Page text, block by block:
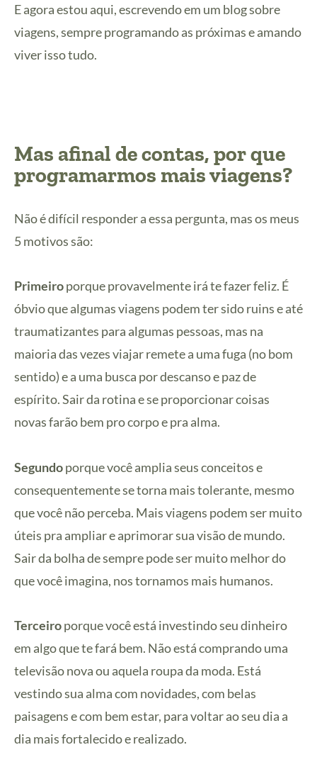
E agora estou aqui, escrevendo em um blog sobre
viagens, sempre programando as próximas e amando
viver isso tudo.
Mas afinal de contas, por que
programarmos mais viagens?
Não é difícil responder a essa pergunta, mas os meus
5 motivos são:
Primeiroporque provavelmente irá te fazer feliz. É
óbvio que algumas viagens podem ter sido ruins e até
traumatizantes para algumas pessoas, mas na
maioria das vezes viajar remete a uma fuga (no bom
sentido) e a uma busca por descanso e paz de
espírito. Sair da rotina e se proporcionar coisas
novas farão bem pro corpo e pra alma.
Segundoporque você amplia seus conceitos e
consequentemente se torna mais tolerante, mesmo
que você não perceba. Mais viagens podem ser muito
úteis pra ampliar e aprimorar sua visão de mundo.
Sair da bolha de sempre pode ser muito melhor do
que você imagina, nos tornamos mais humanos.
Terceiroporque você está investindo seu dinheiro
em algo que te fará bem. Não está comprando uma
televisão nova ou aquela roupa da moda. Está
vestindo sua alma com novidades, com belas
paisagens e com bem estar, para voltar ao seu dia a
dia mais fortalecido e realizado.